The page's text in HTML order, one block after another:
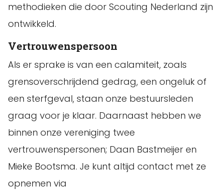
methodieken die door Scouting Nederland zijn
ontwikkeld.
Vertrouwenspersoon
Als er sprake is van een calamiteit, zoals
grensoverschrijdend gedrag, een ongeluk of
een sterfgeval, staan onze bestuursleden
graag voor je klaar. Daarnaast hebben we
binnen onze vereniging twee
vertrouwenspersonen; Daan Bastmeijer en
Mieke Bootsma. Je kunt altijd contact met ze
opnemen via